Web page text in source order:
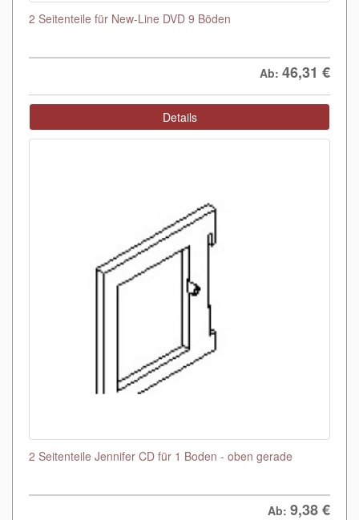
2 Seitenteile für New-Line DVD 9 Böden
Ab: 46,31 €
Details
2 Seitenteile Jennifer CD für 1 Boden - oben gerade
Ab: 9,38€